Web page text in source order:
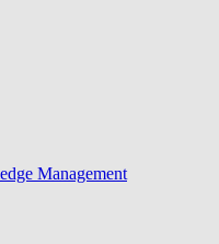
Management